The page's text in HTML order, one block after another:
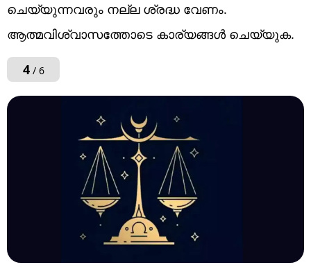
ചെയ്യുന്നവരും നല്ല ശ്രദ്ധ വേണം.
ആത്മവിശ്വാസത്തോടെ കാര്യങ്ങൾ ചെയ്യുക.
4/ 6